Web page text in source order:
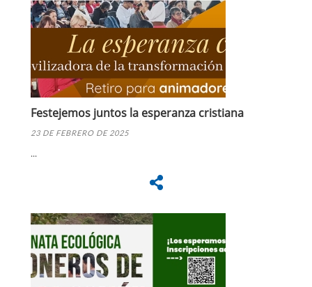
Festejemos juntos la esperanza cristiana
23 DE FEBRERO DE 2025
...